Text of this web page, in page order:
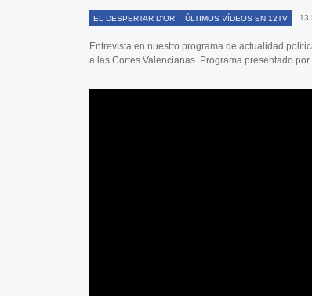
EL DESPERTAR D'OR ÚLTIMOS VÍDEOS EN 12TV 13
Entrevista en nuestro programa de actualidad
a las Cortes Valencianas. Programa presentado por